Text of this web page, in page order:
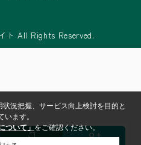
ト All Rights Reserved.
況把握、サービス向上検討を目的と
ます。
ついて」をご確認ください。